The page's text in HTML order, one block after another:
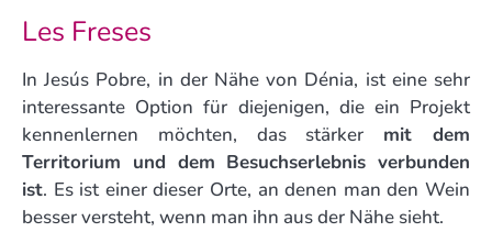
Les Freses
In Jesús Pobre, in der Nähe von Dénia, ist eine sehr
interessante Option für diejenigen, die ein Projekt
kennenlernen möchten, das stärker mit dem
Territorium und dem Besuchserlebnis verbunden
ist. Es ist einer dieser Orte, an denen man den Wein
besser versteht, wenn man ihn aus der Nähe sieht.